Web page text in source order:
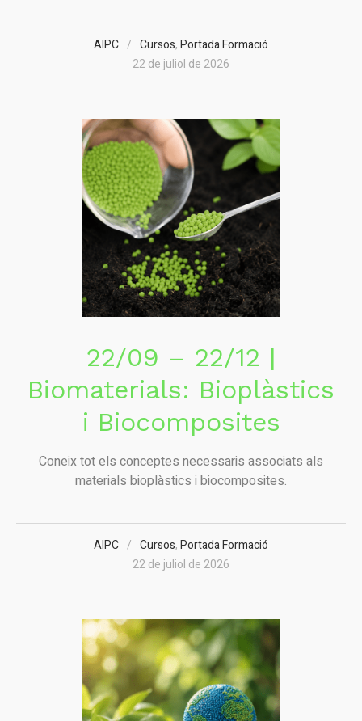
AIPC Cursos,Portada Formació
22 de juliol de 2026
22/09 – 22/12 |
Biomaterials: Bioplàstics
i Biocomposites
Coneix tot els conceptes necessaris associats als
materials bioplàstics i biocomposites.
AIPC Cursos,Portada Formació
22 de juliol de 2026